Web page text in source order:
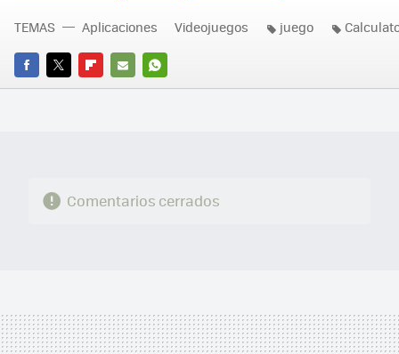
FACEBOOK
TWITTERFLIPBOARD
E-
WHATSAPP
TEMAS Aplicaciones Videojuegos juego
Comentarios cerrados